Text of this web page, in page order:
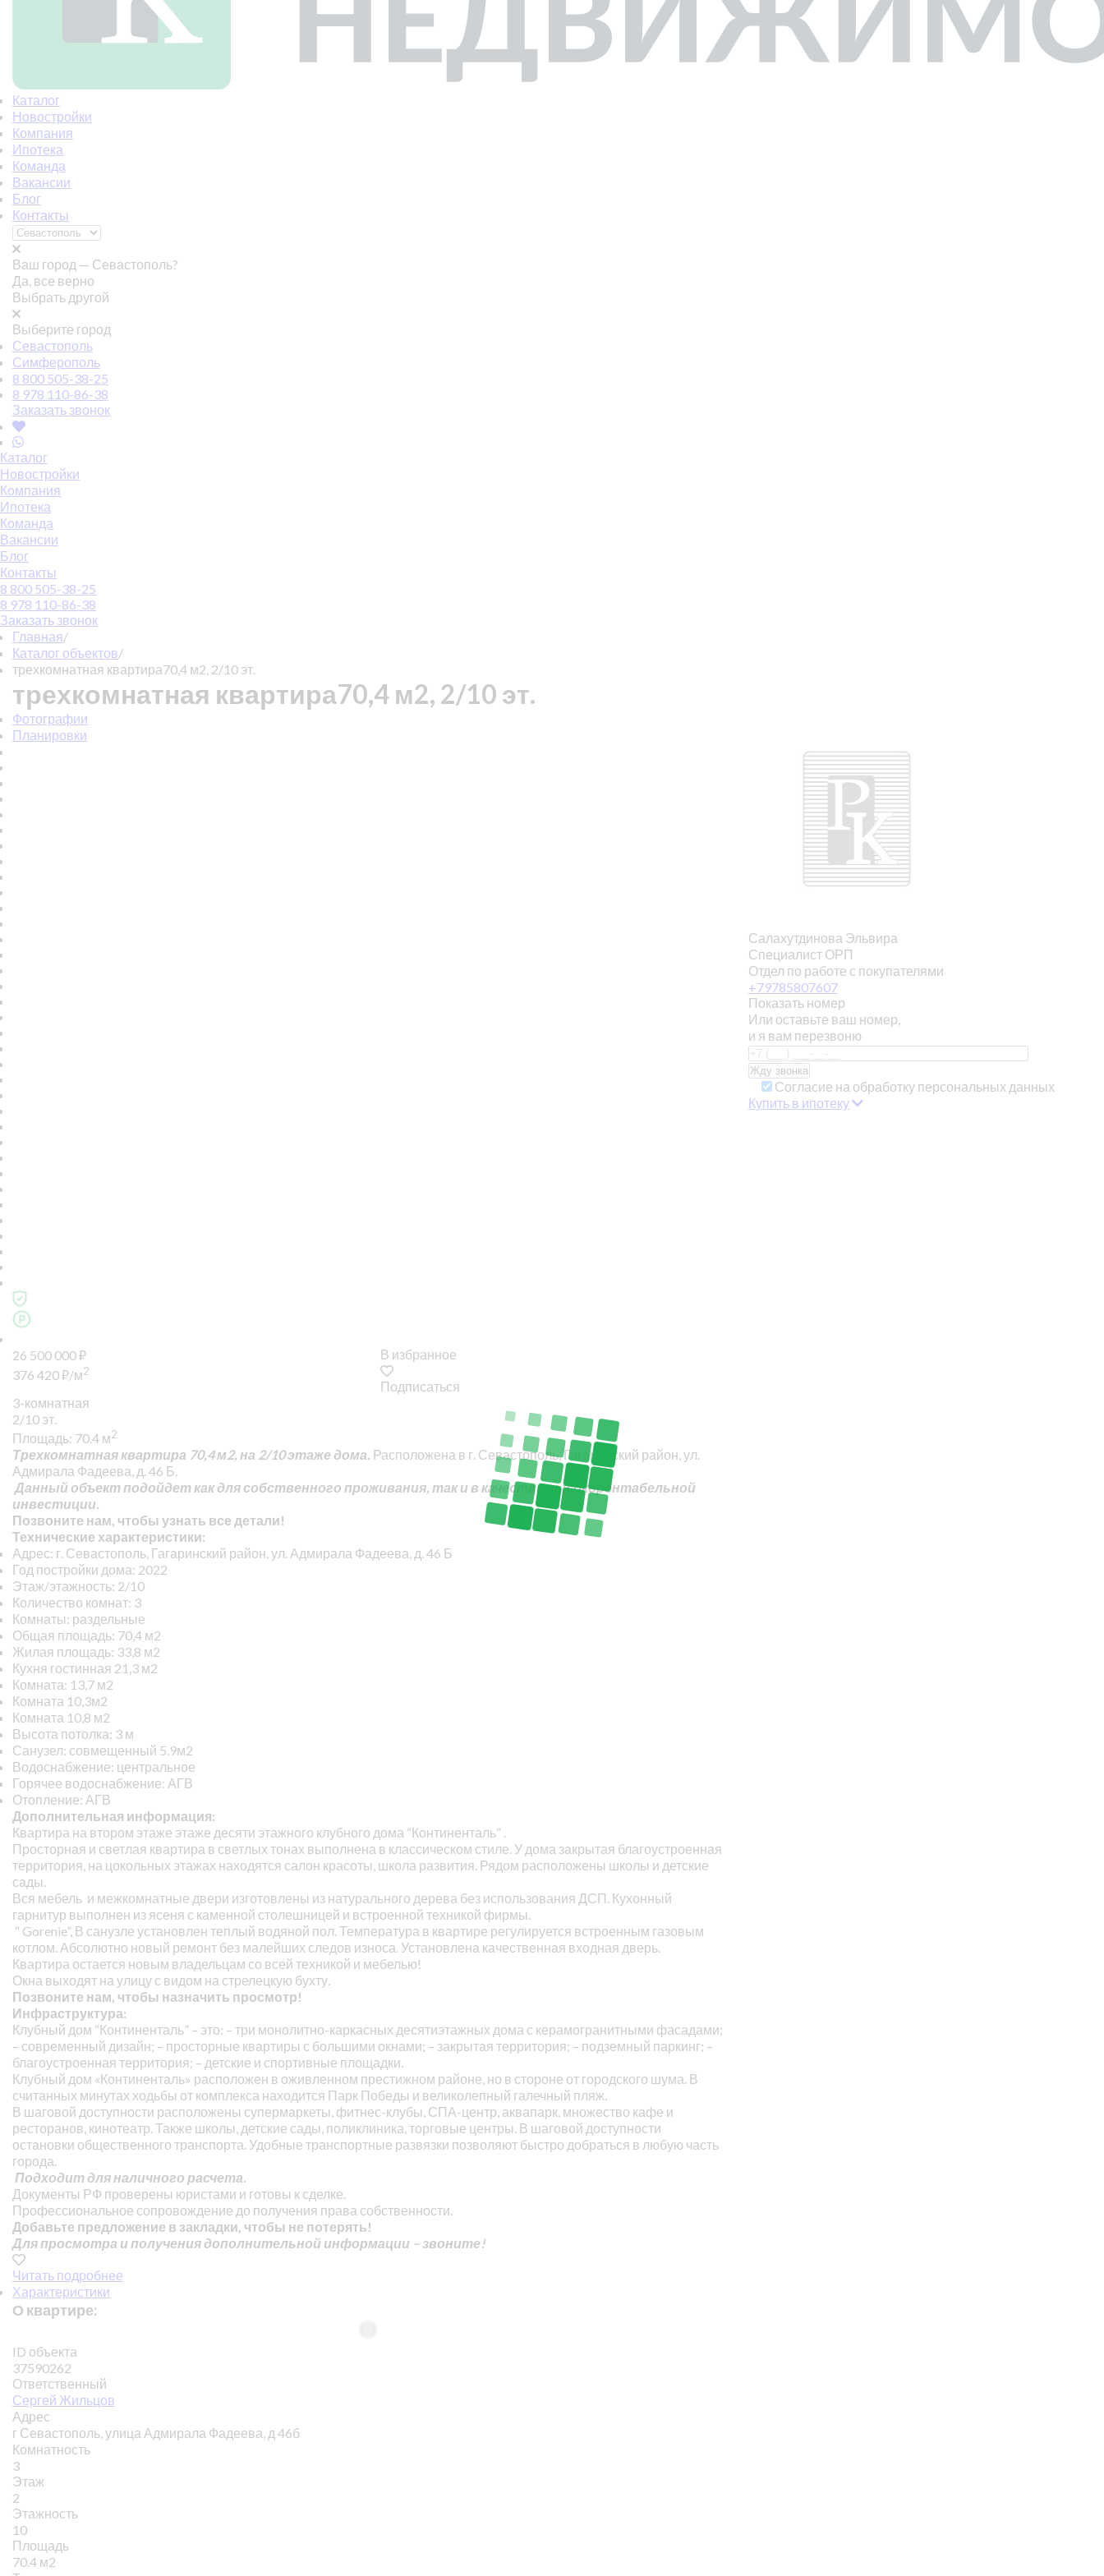
Каталог
Новостройки
Компания
Ипотека
Команда
Вакансии
Блог
Контакты
Ваш город — Севастополь?
Да, все верно
Выбрать другой
Выберите город
Севастополь
Симферополь
8 800 505-38-25
8 978 110-86-38
Заказать звонок
Каталог
Новостройки
Компания
Ипотека
Команда
Вакансии
Блог
Контакты
8 800 505-38-25
8 978 110-86-38
Заказать звонок
Главная/
Каталог объектов/
трехкомнатная квартира70,4 м2, 2/10 эт.
трехкомнатная квартира70,4 м2, 2/10 эт.
Фотографии
Планировки
26 500 000₽
376 420₽/м2
В избранное
Подписаться
3-комнатная
2/10 эт.
Площадь: 70.4 м2
Трехкомнатная квартира 70,4 м2, на 2/10 этаже дома. Расположена в г. Севастополь, Гагаринский район, ул.
Адмирала Фадеева, д. 46 Б.
Данный объект подойдет как для собственного проживания, так и в качестве высокорентабельной
инвестиции.
Позвоните нам, чтобы узнать все детали!
Технические характеристики:
Адрес: г. Севастополь, Гагаринский район, ул. Адмирала Фадеева, д. 46 Б
Год постройки дома: 2022
Этаж/этажность: 2/10
Количество комнат: 3
Комнаты: раздельные
Общая площадь: 70,4 м2
Жилая площадь: 33,8 м2
Кухня гостинная 21,3 м2
Комната: 13,7 м2
Комната 10,3м2
Комната 10,8 м2
Высота потолка: 3 м
Санузел: совмещенный 5.9м2
Водоснабжение: центральное
Горячее водоснабжение: АГВ
Отопление: АГВ
Дополнительная информация:
Квартира на втором этаже этаже десяти этажного клубного дома “Континенталь” .
Просторная и светлая квартира в светлых тонах выполнена в классическом стиле. У дома закрытая благоустроенная
территория, на цокольных этажах находятся салон красоты, школа развития. Рядом расположены школы и детские
сады.
Вся мебель и межкомнатные двери изготовлены из натурального дерева без использования ДСП. Кухонный
гарнитур выполнен из ясеня с каменной столешницей и встроенной техникой фирмы.
“ Gorenie”, В санузле установлен теплый водяной пол. Температура в квартире регулируется встроенным газовым
котлом. Абсолютно новый ремонт без малейших следов износа. Установлена качественная входная дверь.
Квартира остается новым владельцам со всей техникой и мебелью!
Окна выходят на улицу с видом на стрелецкую бухту.
Позвоните нам, чтобы назначить просмотр!
Инфраструктура:
Клубный дом “Континенталь” – это: – три монолитно-каркасных десятиэтажных дома с керамогранитными фасадами;
– современный дизайн; – просторные квартиры с большими окнами; – закрытая территория; – подземный паркинг; –
благоустроенная территория; – детские и спортивные площадки.
Клубный дом «Континенталь» расположен в оживленном престижном районе, но в стороне от городского шума. В
считанных минутах ходьбы от комплекса находится Парк Победы и великолепный галечный пляж.
В шаговой доступности расположены супермаркеты, фитнес-клубы, СПА-центр, аквапарк, множество кафе и
ресторанов, кинотеатр. Также школы, детские сады, поликлиника, торговые центры. В шаговой доступности
остановки общественного транспорта. Удобные транспортные развязки позволяют быстро добраться в любую часть
города.
Подходит для наличного расчета.
Документы РФ проверены юристами и готовы к сделке.
Профессиональное сопровождение до получения права собственности.
Добавьте предложение в закладки, чтобы не потерять!
Для просмотра и получения дополнительной информации – звоните!
Читать подробнее
Характеристики
О квартире:
ID объекта
37590262
Ответственный
Сергей Жильцов
Адрес
г Севастополь, улица Адмирала Фадеева, д 46б
Комнатность
3
Этаж
2
Этажность
10
Площадь
70.4 м2
Салахутдинова Эльвира
Специалист ОРП
Отдел по работе с покупателями
+79785807607
Показать номер
Или оставьте ваш номер,
и я вам перезвоню
Согласие на обработку персональных данных
Купить в ипотеку